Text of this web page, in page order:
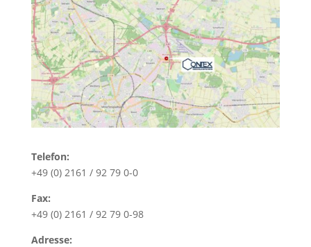
Telefon:
+49 (0) 2161 / 92 79 0-0
Fax:
+49 (0) 2161 / 92 79 0-98
Adresse: